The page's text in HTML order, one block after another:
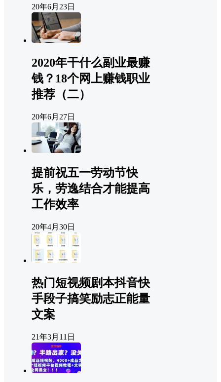
20年6月23日
2020年干什么副业最赚
钱？18个网上赚钱职业
推荐（二）
20年6月27日
提前祝五一劳动节快
乐，劳逸结合才能提高
工作效率
20年4月30日
热门短视频剧本抖音快
手段子搞笑励志正能量
文案
21年3月11日